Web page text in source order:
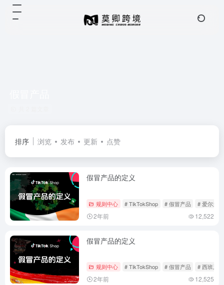
排序 浏览 发布 更新 点赞
假冒产品的定义
规则中心 # TikTokShop # 假冒产品 # 爱尔兰
2年前 12,522
假冒产品的定义
规则中心 # TikTokShop # 假冒产品 # 西班牙
2年前 12,525